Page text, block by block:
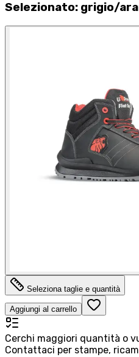
Selezionato: grigio/
Seleziona taglie e quantità
Aggiungi al carrello
Cerchi maggiori quantità o
Contattaci per stampe,